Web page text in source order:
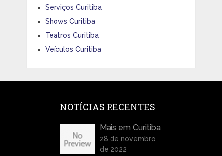
Serviços Curitiba
Shows Curitiba
Teatros Curitiba
Veículos Curitiba
NOTÍCIAS RECENTES
Mais em Curitiba
28 de novembro
de 2022